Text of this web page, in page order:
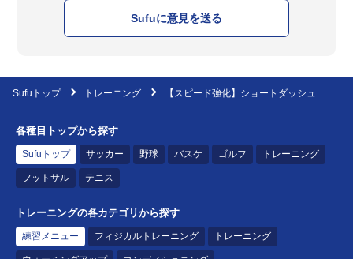
Sufuに意見を送る
Sufuトップ トレーニング 【スピード強化】ショートダッシュ
各種目トップから探す
Sufuトップ サッカー 野球 バスケ ゴルフ トレーニング
フットサル テニス
トレーニングの各カテゴリから探す
練習メニュー フィジカルトレーニング トレーニング